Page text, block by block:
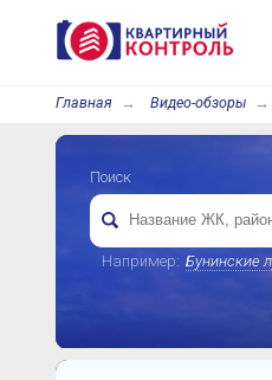
Главная Видео-обзоры
Поиск
Например: Бунинские